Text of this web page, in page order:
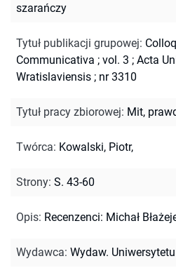
szarańczy
Tytuł publikacji grupowej:
Communicativa ; vol. 3 ; Acta
Wratislaviensis ; nr 3310
Tytuł pracy zbiorowej: Mit,
Twórca: Kowalski, Piotr,
Strony: S. 43-60
Opis: Recenzenci: Michał
Wydawca: Wydaw.